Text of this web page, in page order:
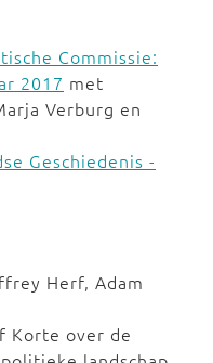
Commissie:
2017 met
Verburg en
Geschiedenis -
Herf, Adam
Korte over de